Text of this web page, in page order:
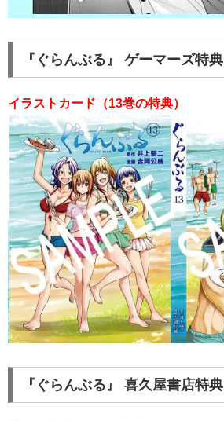
『ぐらんぶる』 ゲーマーズ特典
イラストカード（13巻の特典）
『ぐらんぶる』 喜久屋書店特典